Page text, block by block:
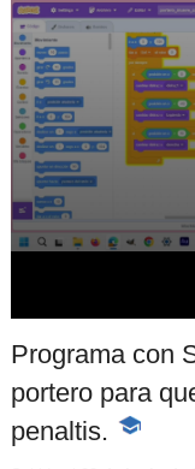
Programa con
portero para
penaltis.
-